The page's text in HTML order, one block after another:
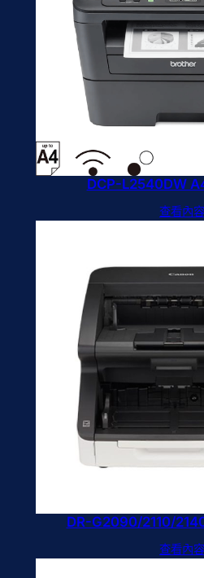
DCP-L2540DW
查看內容
DR-G2090/2110/
查看內容